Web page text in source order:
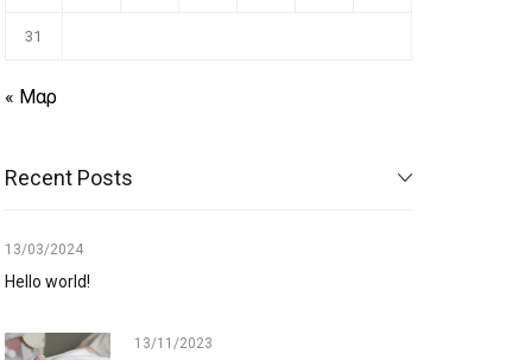
31
« Μαρ
Recent Posts
13/03/2024
Hello world!
13/11/2023